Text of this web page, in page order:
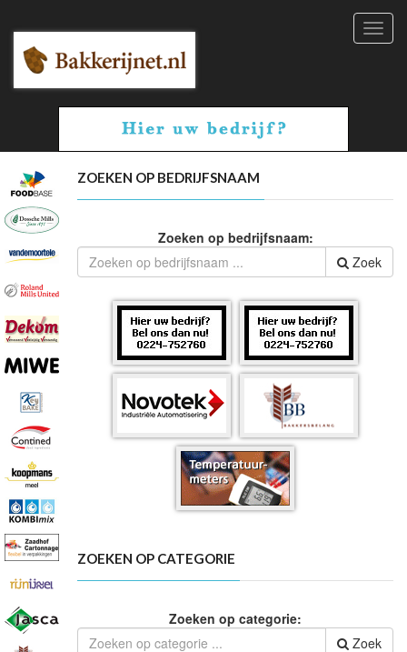
ZOEKEN OP BEDRIJFSNAAM
Zoeken op bedrijfsnaam:
Zoek
ZOEKEN OP CATEGORIE
Zoeken op categorie:
Zoek